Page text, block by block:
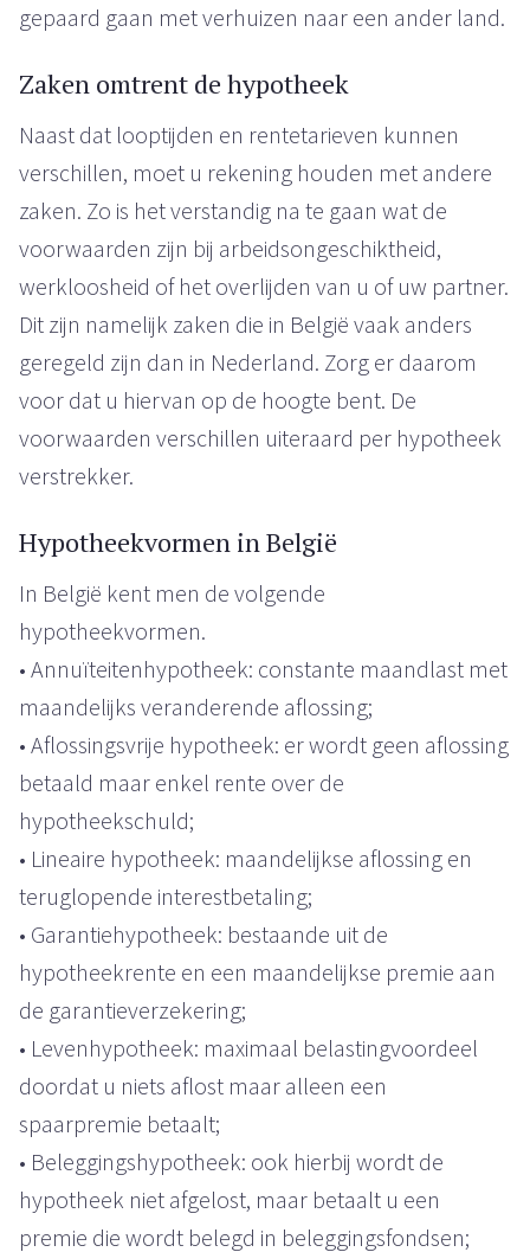
gepaard gaan met verhuizen naar een ander land.
Zaken omtrent de hypotheek
Naast dat looptijden en rentetarieven kunnen
verschillen, moet u rekening houden met andere
zaken. Zo is het verstandig na te gaan wat de
voorwaarden zijn bij arbeidsongeschiktheid,
werkloosheid of het overlijden van u of uw partner.
Dit zijn namelijk zaken die in België vaak anders
geregeld zijn dan in Nederland. Zorg er daarom
voor dat u hiervan op de hoogte bent. De
voorwaarden verschillen uiteraard per hypotheek
verstrekker.
Hypotheekvormen in België
In België kent men de volgende
hypotheekvormen.
• Annuïteitenhypotheek: constante maandlast met
maandelijks veranderende aflossing;
• Aflossingsvrije hypotheek: er wordt geen aflossing
betaald maar enkel rente over de
hypotheekschuld;
• Lineaire hypotheek: maandelijkse aflossing en
teruglopende interestbetaling;
• Garantiehypotheek: bestaande uit de
hypotheekrente en een maandelijkse premie aan
de garantieverzekering;
• Levenhypotheek: maximaal belastingvoordeel
doordat u niets aflost maar alleen een
spaarpremie betaalt;
• Beleggingshypotheek: ook hierbij wordt de
hypotheek niet afgelost, maar betaalt u een
premie die wordt belegd in beleggingsfondsen;